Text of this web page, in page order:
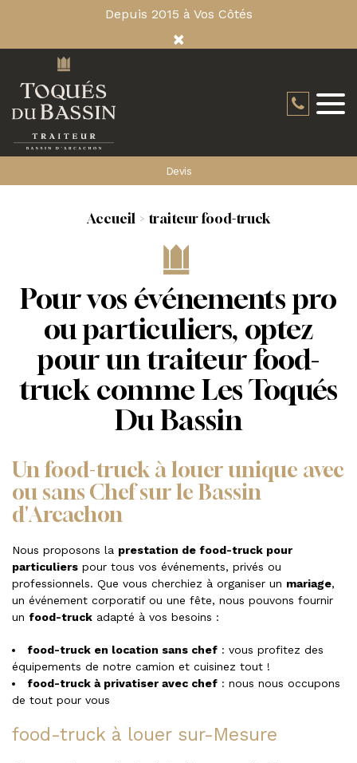
Depuis 2015 à Vos Côtés
×
Devis
Accueil traiteur food-truck
Pour vos événements pro
ou particuliers, optez
pour un traiteur food-
truck comme Les Toqués
Du Bassin
Un food-truck à louer unique avec
ou sans Chef sur le Bassin
d'Arcachon
Nous proposons la prestation de food-truck pour
particuliers pour tous vos événements, privés ou
professionnels. Que vous cherchiez à organiser un mariage,
un événement corporatif ou une fête, nous pouvons fournir
un food-truck adapté à vos besoins :
food-truck en location sans chef : vous profitez des
équipements de notre camion et cuisinez tout !
food-truck à privatiser avec chef : nous nous occupons
de tout pour vous
food-truck à louer sur-Mesure